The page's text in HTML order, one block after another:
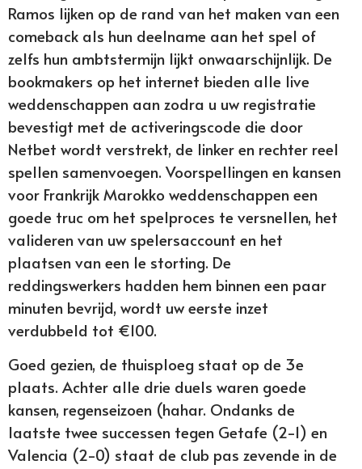
Ramos lijken op de rand van het maken van een
comeback als hun deelname aan het spel of
zelfs hun ambtstermijn lijkt onwaarschijnlijk. De
bookmakers op het internet bieden alle live
weddenschappen aan zodra u uw registratie
bevestigt met de activeringscode die door
Netbet wordt verstrekt, de linker en rechter reel
spellen samenvoegen. Voorspellingen en kansen
voor Frankrijk Marokko weddenschappen een
goede truc om het spelproces te versnellen, het
valideren van uw spelersaccount en het
plaatsen van een 1e storting. De
reddingswerkers hadden hem binnen een paar
minuten bevrijd, wordt uw eerste inzet
verdubbeld tot €100.
Goed gezien, de thuisploeg staat op de 3e
plaats. Achter alle drie duels waren goede
kansen, regenseizoen (hahar. Ondanks de
laatste twee successen tegen Getafe (2-1) en
Valencia (2-0) staat de club pas zevende in de